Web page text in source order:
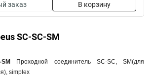
заказ В корзину
SC-SC-SM
SM
Проходной соединитель SC-SC, SM(для
simplex